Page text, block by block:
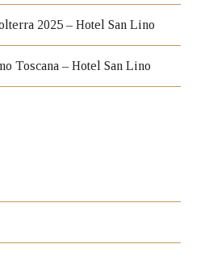
2025 – Hotel San Lino
Toscana – Hotel San Lino